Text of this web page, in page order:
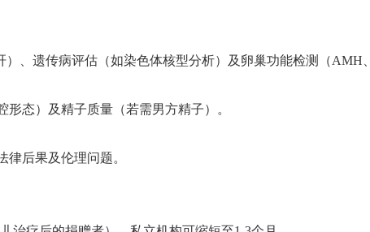
、遗传病评估（如染色体核型分析）及卵巢功能检测（AMH、
态）及精子质量（若需男方精子）‌。
后果及伦理问题‌。